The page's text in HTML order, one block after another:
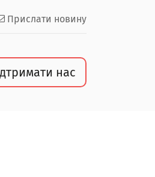
Прислати новину
нас